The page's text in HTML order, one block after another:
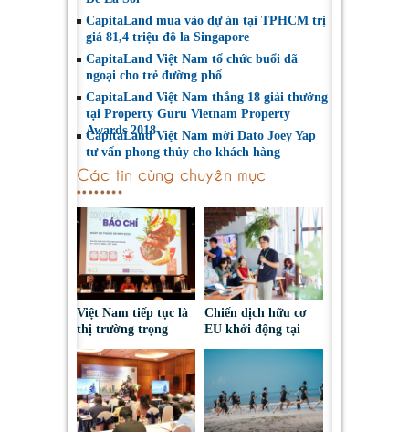
CapitaLand mua vào dự án tại TPHCM trị
giá 81,4 triệu đô la Singapore
CapitaLand Việt Nam tổ chức buổi dã
ngoại cho trẻ đường phố
CapitaLand Việt Nam thắng 18 giải thưởng
tại Property Guru Vietnam Property
Awards 2018
CapitaLand Việt Nam mời Dato Joey Yap
tư vấn phong thủy cho khách hàng
Các tin cùng chuyên mục
Việt Nam tiếp tục là
thị trường trọng
điểm đối với nông
sản, thực phẩm Ba
Lan
Chiến dịch hữu cơ
EU khởi động tại
Việt Nam, thúc đẩy
chọn sáng suốt